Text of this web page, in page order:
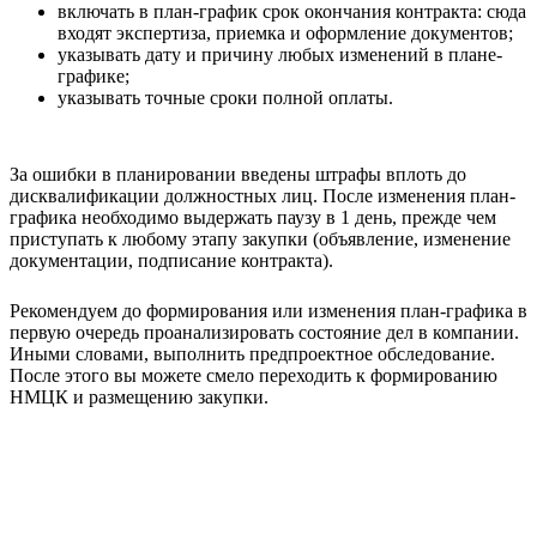
включать в план-график срок окончания контракта: сюда
входят экспертиза, приемка и оформление документов;
указывать дату и причину любых изменений в плане-
графике;
указывать точные сроки полной оплаты.
За ошибки в планировании введены штрафы вплоть до
дисквалификации должностных лиц. После изменения план-
графика необходимо выдержать паузу в 1 день, прежде чем
приступать к любому этапу закупки (объявление, изменение
документации, подписание контракта).
Рекомендуем до формирования или изменения план-графика в
первую очередь проанализировать состояние дел в компании.
Иными словами, выполнить предпроектное обследование.
После этого вы можете смело переходить к формированию
НМЦК и размещению закупки.